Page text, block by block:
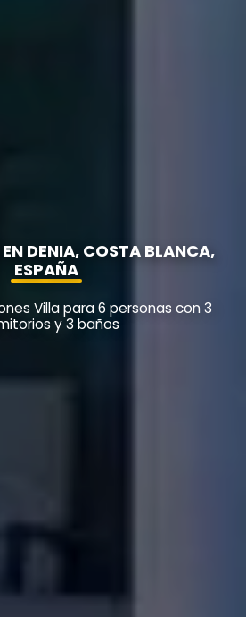
DENIA, COSTA BLANCA,
ESPAÑA
Villa para 6 personas con 3
y 3 baños